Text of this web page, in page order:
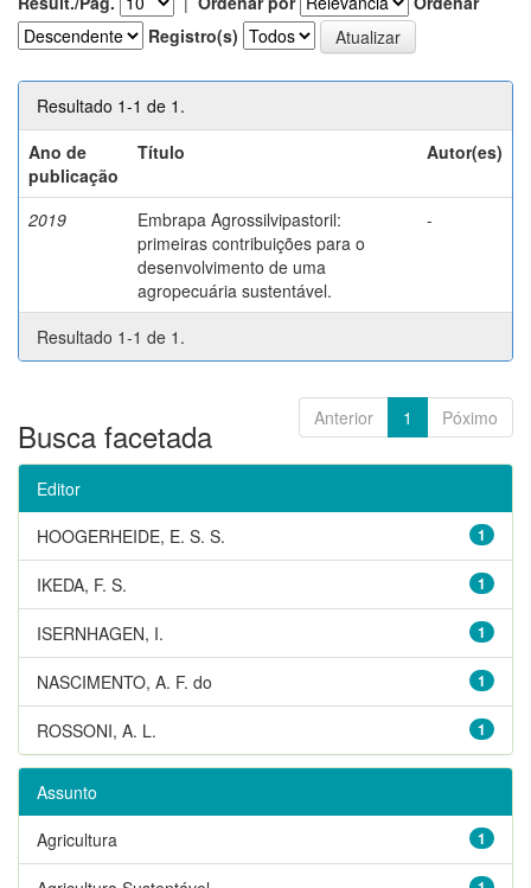
Registro(s)
Resultado 1-1 de 1.
Ano de
publicação
Título Autor(es)
2019
Embrapa Agrossilvipastoril:
primeiras contribuições para o
desenvolvimento de uma
agropecuária sustentável.
-
Resultado 1-1 de 1.
Anterior 1 Póximo
Busca facetada
Editor
1
HOOGERHEIDE, E. S. S.
1
IKEDA, F. S.
1
ISERNHAGEN, I.
1
NASCIMENTO, A. F. do
1
ROSSONI, A. L.
Assunto
1
Agricultura